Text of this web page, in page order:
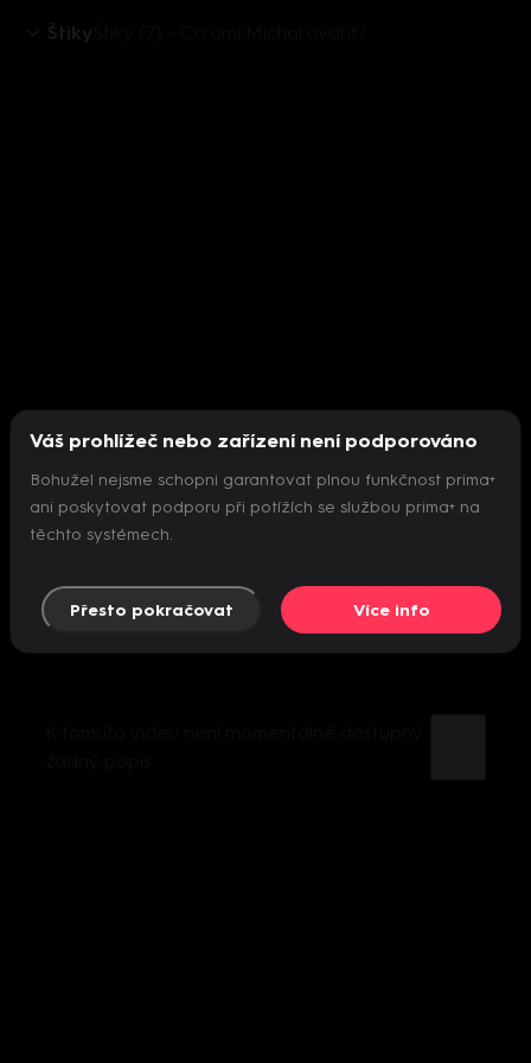
Štiky
Nepodařilo se inicializovat přehrávač
Váš prohlížeč nebo zařízení není podporováno
Bohužel nejsme schopni garantovat plnou funkčnost prima+
ani poskytovat podporu při potížích se službou prima+ na
těchto systémech.
Přesto pokračovat Více info